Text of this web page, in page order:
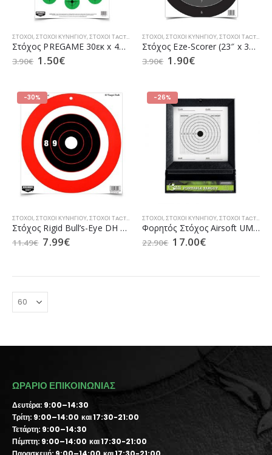
ΣΤΌΧΟΙ,ΣΤΌΧΟΙ ΚΥΝΗΓΙΟΎ,ΣΤΌΧΟΙ ΤACTICAL
Στόχος PREGAME 30εκ x 45εκ Shotboard Target
3.90€ 1.50€
ΣΤΌΧΟΙ,ΣΤΌΧΟΙ ΚΥΝΗΓΙΟΎ,ΣΤΌΧΟΙ ΤACTICAL
Στόχος Eze-Scorer (23″ x 35″) 58.42 x 88.9 εκ Oval Silhoutte
3.90€ 1.90€
-30%
ΣΤΌΧΟΙ,ΣΤΌΧΟΙ ΚΥΝΗΓΙΟΎ,ΣΤΌΧΟΙ ΤACTICAL
Στόχος Rigid Bull’s-Eye DH Διαμέτρου 30εκ.
11.49€ 7.99€
-26%
ΣΤΌΧΟΙ,ΣΤΌΧΟΙ ΚΥΝΗΓΙΟΎ,ΣΤΌΧΟΙ ΤACTICAL
Φορητός Στόχος Airsoft UMAREX Portable Target
22.90€ 17.00€
ΩΡΑΡΙΟ ΕΠΙΚΟΙΝΩΝΙΑΣ
Δευτέρα: 9:00–14:30
Τρίτη: 9:00–14:00 και 17:30-21:00
Τετάρτη: 9:00–14:30
Πέμπτη: 9:00–14:00 και 17:30-21:00